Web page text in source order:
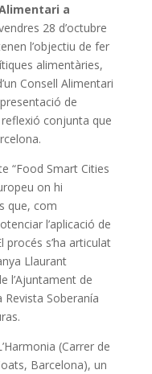
a
28 d’octubre
l’objectiu de fer
alimentàries,
Consell Alimentari
de
conjunta que
“Food Smart Cities
on hi
que, com
l’aplicació de
procés s’ha articulat
Llaurant
l’Ajuntament de
Revista Soberanía
(Carrer de
Barcelona), un